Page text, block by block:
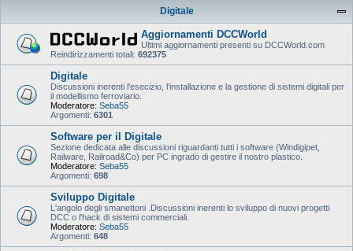
Digitale
Aggiornamenti DCCWorld
Ultimi aggiornamenti presenti su DCCWorld.com
Reindirizzamenti totali: 692375
Digitale
Discussioni inerenti l'esecizio, l'installazione e la gestione di sistemi digitali per
il modellismo ferroviario.
Moderatore: Seba55
Argomenti: 6301
Software per il Digitale
Sezione dedicata alle discussioni riguardanti tutti i software (Windigipet,
Railware, Railroad&Co) per PC ingrado di gestire il nostro plastico.
Moderatore: Seba55
Argomenti: 698
Sviluppo Digitale
L'angolo degli smanettoni .Discussioni inerenti lo sviluppo di nuovi progetti
DCC o l'hack di sistemi commerciali.
Moderatore: Seba55
Argomenti: 648